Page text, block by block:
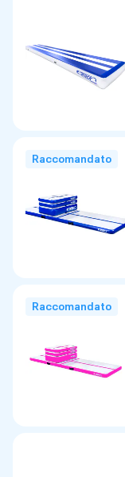
Raccomandato
Raccomandato